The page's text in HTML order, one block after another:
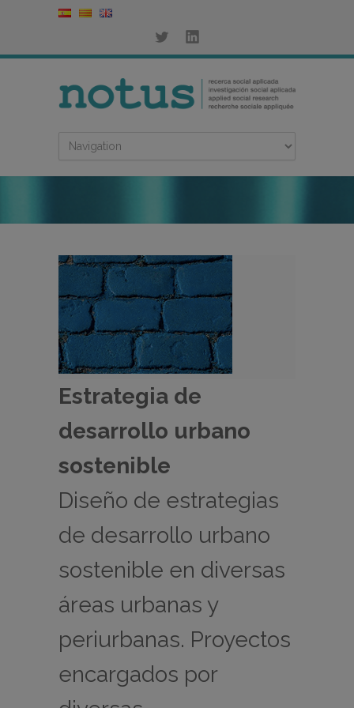
Estrategia de
desarrollo urbano
sostenible
Diseño de estrategias
de desarrollo urbano
sostenible en diversas
áreas urbanas y
periurbanas. Proyectos
encargados por